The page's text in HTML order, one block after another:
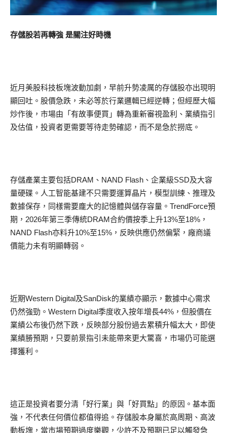
存儲股若再轉強 是關注好時機
近月美股科技板塊波動加劇，早前升勢凌厲的存儲股亦出現明
顯回吐。股價急跌，未必等於行業邏輯已經逆轉；但經歷大幅
炒作後，市場由「有故事便買」轉為重新審視盈利、業績指引
及估值，投資者更需要等待走勢確認，而不是急於撈底。
存儲產業主要包括DRAM、NAND Flash、企業級SSD及大容
量硬碟。人工智能基建不只需要運算晶片，模型訓練、推理及
數據保存，同樣需要龐大的記憶體與儲存容量。TrendForce預
期，2026年第三季傳統DRAM合約價按季上升13%至18%，
NAND Flash亦料升10%至15%，反映供應仍然偏緊，廠商議
價能力未有明顯轉弱。
近期Western Digital及SanDisk的業績亦顯示，數據中心需求
仍然強勁。Western Digital季度收入按年增長44%，但股價在
業績公布後仍然下跌，反映部分股份過去累積升幅太大，即使
業績勝預期，只要前景指引未能帶來更大驚喜，市場仍可能選
擇獲利。
這正是投資者要分清「好行業」與「好買點」的原因。基本面
強，不代表任何價位都值得追。存儲股本身屬於高周期、高波
動板塊，當市場預期過度樂觀，少許不及預期已足以觸發急